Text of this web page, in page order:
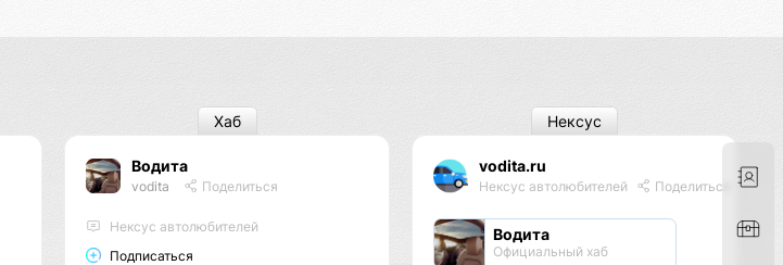
Водита
vodita Поделиться
Нексус автолюбителей
Подписаться
Хаб
vodita.ru
Нексус автолюбителей Поделиться
Водита
Официальный хаб
Нексус